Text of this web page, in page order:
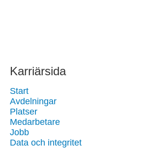
Karriärsida
Start
Avdelningar
Platser
Medarbetare
Jobb
Data och integritet